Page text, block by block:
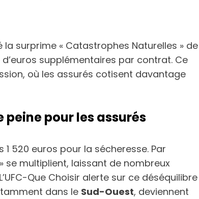
surprime « Catastrophes Naturelles » de
supplémentaires par contrat. Ce
où les assurés cotisent davantage
peine pour les assurés
520 euros pour la sécheresse. Par
se multiplient, laissant de nombreux
Que Choisir alerte sur ce déséquilibre
dans le Sud-Ouest, deviennent